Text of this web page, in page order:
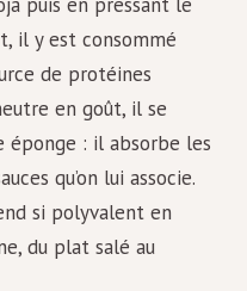
il y est consommé
de protéines
en goût, il se
éponge : il absorbe les
qu’on lui associe.
si polyvalent en
du plat salé au